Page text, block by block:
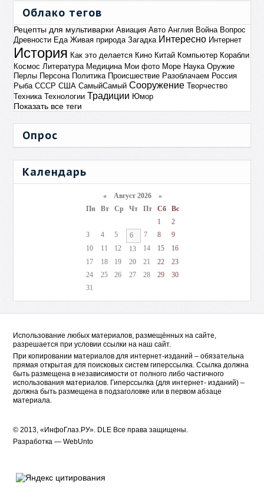
Облако тегов
Рецепты для мультиварки Авиация Авто Англия Война Вопрос
Древности Еда Живая природа Загадка Интересно Интернет
История Как это делается Кино Китай Компьютер Корабли
Космос Литература Медицина Мои фото Море Наука Оружие
Перлы Персона Политика Происшествие Разоблачаем Россия
Рыба СССР США СамыйСамый Сооружение Творчество
Техника Технологии Традиции Юмор
Показать все теги
Опрос
Календарь
«Август 2026 »
Пн
Вт Ср Чт Пт Сб
Вс
1
2
3
4 5 6 7 8
9
10
11 12 13 14 15
16
17
18 19 20 21 22
23
24
25 26 27 28 29
30
31
Использование любых материалов, размещённых на сайте,
разрешается при условии ссылки на наш сайт.
При копировании материалов для интернет-изданий – обязательна
прямая открытая для поисковых систем гиперссылка. Ссылка должна
быть размещена в независимости от полного либо частичного
использования материалов. Гиперссылка (для интернет- изданий) –
должна быть размещена в подзаголовке или в первом абзаце
материала.
© 2013, «ИнфоГлаз.РУ». DLE Все права защищены.
Разработка —WebUnto